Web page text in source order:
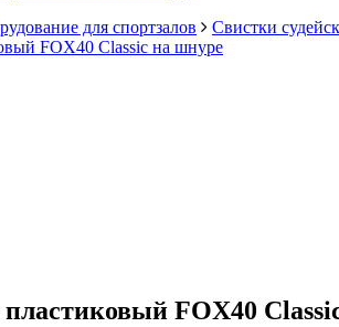
для спортзалов Свистки
пластиковый FOX40